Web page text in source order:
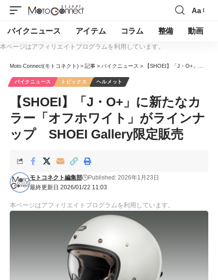
Aa
バイクニュース アイテム コラム 整備 動画
本ページはアフィリエイトプログラムを利用しています。
Moto Connect(モトコネクト) > 記事 > バイクニュース > 【SHOEI】「J・O+」に新たなカラー「オフホワイト」がラインナップ SHOEI Gallery限定販売
バイクニュース トピックス ヘルメット
【SHOEI】「J・O+」に新たなカ
ラー「オフホワイト」がラインナ
ップ SHOEI Gallery限定販売
最終更新日 2026/01/22 11:03
モトコネクト編集部 Published: 2026年1月23日
本ページはアフィリエイトプログラムを利用しています。